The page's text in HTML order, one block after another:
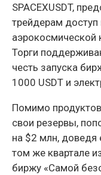
SPACEXUSDT,
трейдерам доступ
аэрокосмической
Торги
честь запуска
1000 USDT и
Помимо
свои резервы,
на $2 млн,
том же квартале
биржу «Самой